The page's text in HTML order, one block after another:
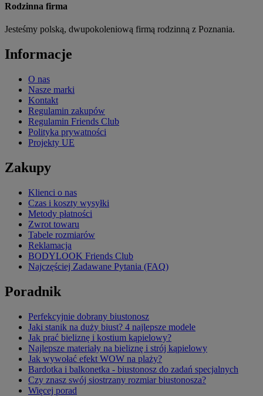
Rodzinna firma
Jesteśmy polską, dwupokoleniową firmą rodzinną z Poznania.
Informacje
O nas
Nasze marki
Kontakt
Regulamin zakupów
Regulamin Friends Club
Polityka prywatności
Projekty UE
Zakupy
Klienci o nas
Czas i koszty wysyłki
Metody płatności
Zwrot towaru
Tabele rozmiarów
Reklamacja
BODYLOOK Friends Club
Najczęściej Zadawane Pytania (FAQ)
Poradnik
Perfekcyjnie dobrany biustonosz
Jaki stanik na duży biust? 4 najlepsze modele
Jak prać bieliznę i kostium kąpielowy?
Najlepsze materiały na bieliznę i strój kąpielowy
Jak wywołać efekt WOW na plaży?
Bardotka i balkonetka - biustonosz do zadań specjalnych
Czy znasz swój siostrzany rozmiar biustonosza?
Więcej porad